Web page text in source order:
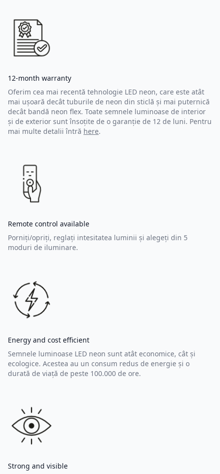
12-month warranty
Oferim cea mai recentă tehnologie LED neon, care este atât
mai ușoară decât tuburile de neon din sticlă și mai puternică
decât bandă neon flex. Toate semnele luminoase de interior
și de exterior sunt însoțite de o garanție de 12 de luni. Pentru
mai multe detalii întră here.
Remote control available
Porniți/opriți, reglați intesitatea luminii și alegeți din 5
moduri de iluminare.
Energy and cost efficient
Semnele luminoase LED neon sunt atât economice, cât și
ecologice. Acestea au un consum redus de energie și o
durată de viață de peste 100.000 de ore.
Strong and visible